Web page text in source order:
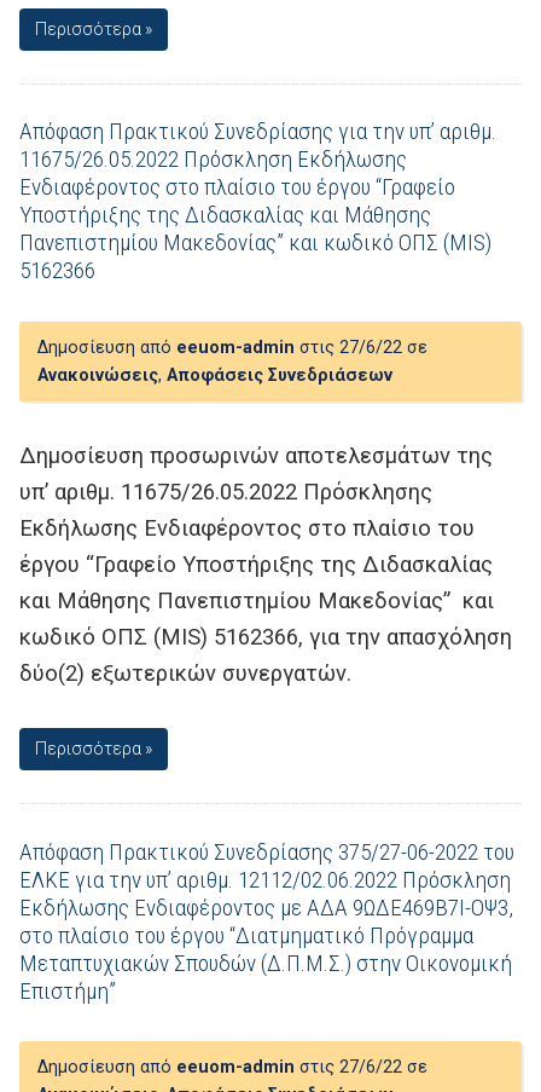
Περισσότερα »
Απόφαση Πρακτικού Συνεδρίασης για την υπ’ αριθμ.
11675/26.05.2022 Πρόσκληση Εκδήλωσης
Ενδιαφέροντος στο πλαίσιο του έργου “Γραφείο
Υποστήριξης της Διδασκαλίας και Μάθησης
Πανεπιστημίου Μακεδονίας” και κωδικό ΟΠΣ (MIS)
5162366
Δημοσίευση από eeuom-admin στις 27/6/22 σε
Ανακοινώσεις, Αποφάσεις Συνεδριάσεων
Δημοσίευση προσωρινών αποτελεσμάτων της
υπ’ αριθμ. 11675/26.05.2022 Πρόσκλησης
Εκδήλωσης Ενδιαφέροντος στο πλαίσιο του
έργου “Γραφείο Υποστήριξης της Διδασκαλίας
και Μάθησης Πανεπιστημίου Μακεδονίας” και
κωδικό ΟΠΣ (MIS) 5162366, για την απασχόληση
δύο(2) εξωτερικών συνεργατών.
Περισσότερα »
Απόφαση Πρακτικού Συνεδρίασης 375/27-06-2022 του
ΕΛΚΕ για την υπ’ αριθμ. 12112/02.06.2022 Πρόσκληση
Εκδήλωσης Ενδιαφέροντος με ΑΔΑ 9ΩΔΕ469Β7Ι-ΟΨ3,
στο πλαίσιο του έργου “Διατμηματικό Πρόγραμμα
Μεταπτυχιακών Σπουδών (Δ.Π.Μ.Σ.) στην Οικονομική
Επιστήμη”
Δημοσίευση από eeuom-admin στις 27/6/22 σε